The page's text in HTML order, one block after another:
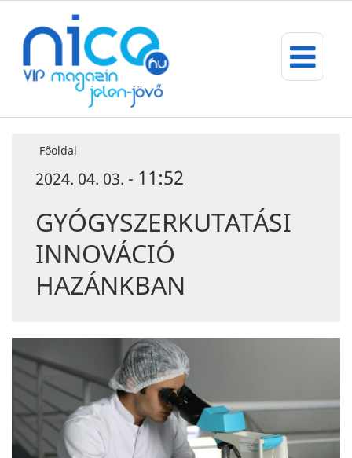
Főoldal
2024. 04. 03. - 11:52
GYÓGYSZERKUTATÁSI
INNOVÁCIÓ
HAZÁNKBAN